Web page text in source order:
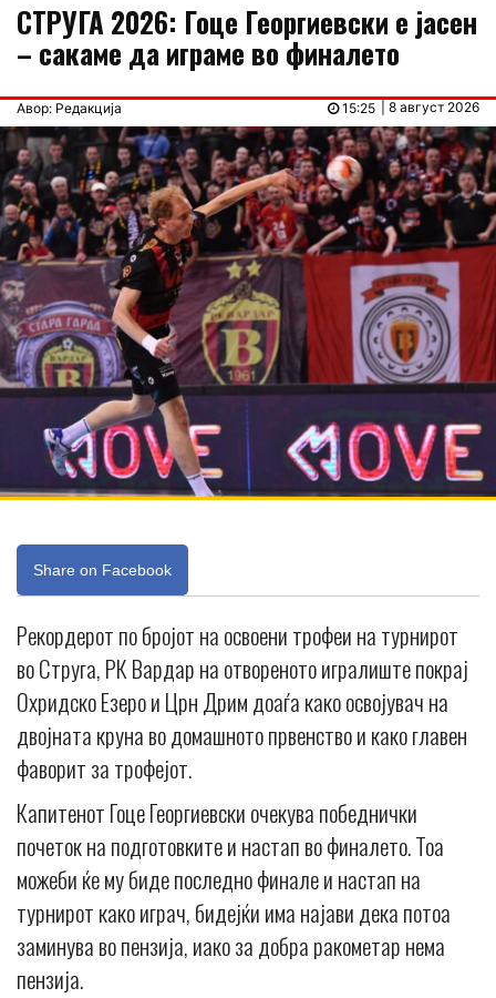
СТРУГА 2026: Гоце Георгиевски е јасен
– сакаме да играме во финалето
Авор: Редакција | 8 август 2026
15:25
Share on Facebook
Рекордерот по бројот на освоени трофеи на турнирот
во Струга, РК Вардар на отвореното игралиште покрај
Охридско Езеро и Црн Дрим доаѓа како освојувач на
двојната круна во домашното првенство и како главен
фаворит за трофејот.
Капитенот Гоце Георгиевски очекува победнички
почеток на подготовките и настап во финалето. Тоа
можеби ќе му биде последно финале и настап на
турнирот како играч, бидејќи има најави дека потоа
заминува во пензија, иако за добра ракометар нема
пензија.